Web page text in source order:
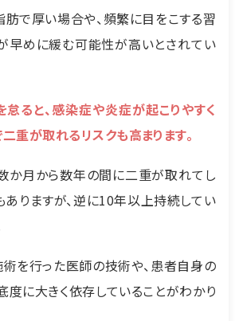
肪で厚い場合や、頻繁に目をこする習
早めに緩む可能性が高いとされてい
怠ると、感染症や炎症が起こりやすく
重が取れるリスクも高まります。
か月から数年の間に二重が取れてし
ありますが、逆に10年以上持続してい
術を行った医師の技術や、患者自身の
度に大きく依存していることがわかり